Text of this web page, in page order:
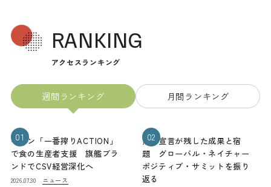
RANKING
アクセスランキング
週間ランキング 月間ランキング
01
キリン「一番搾りACTION」
で食の生産者支援 旗艦ブラ
ンドでCSV経営深化へ
2026.07.30 ニュース
02
熊本宣言が残した成果と宿
題 グローバル・ネイチャー
ポジティブ・サミットを振り
返る